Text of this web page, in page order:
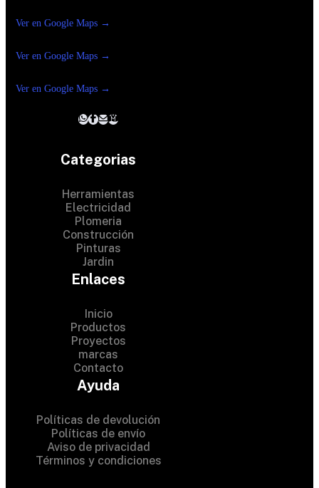
Ver en Google Maps →
Ver en Google Maps →
Ver en Google Maps →
Categorias
Herramientas
Electricidad
Plomeria
Construcción
Pinturas
Jardin
Enlaces
Inicio
Productos
Proyectos
marcas
Contacto
Ayuda
Políticas de devolución
Políticas de envío
Aviso de privacidad
Términos y condiciones